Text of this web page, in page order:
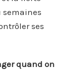
semaines
ses
quand on